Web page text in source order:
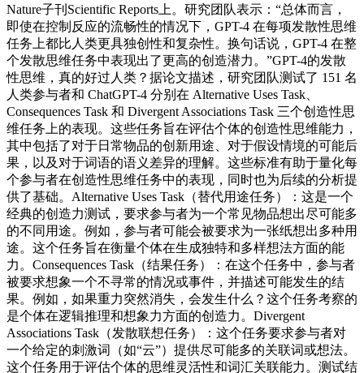
Nature子刊Scientific Reports上。研究团队表示：“总体而言，
即使在控制反应的流畅性的情况下，GPT-4 在每项发散性思维
任务上都比人类更具独创性和复杂性。换句话说，GPT-4 在整
个发散思维任务中表现出了更高的创造潜力。”GPT-4的发散
性思维，真的好过人类？据论文描述，研究团队测试了 151 名
人类参与者和 ChatGPT-4 分别在 Alternative Uses Task、
Consequences Task 和 Divergent Associations Task 三个创造性思
维任务上的表现。这些任务旨在评估个体的创造性思维能力，
其中包括了对于日常物品的创新用途、对于假设情境的可能后
果，以及对于词语的语义差异的理解。这些标准有助于量化每
个参与者在创造性思维任务中的表现，同时也为后续的分析提
供了基础。Alternative Uses Task（替代用途任务）：这是一个
经典的创造力测试，要求参与者为一个常见物品想出尽可能多
的不同用途。例如，参与者可能会被要求为一张纸想出多种用
途。这个任务旨在衡量个体在生成独特和多样想法方面的能
力。Consequences Task（结果任务）：在这个任务中，参与者
被要求想象一个不寻常的情况或事件，并描述可能发生的结
果。例如，如果重力突然消失，会发生什么？这个任务考察的
是个体在逻辑推理和想象力方面的创造力。Divergent
Associations Task（发散联想任务）：这个任务要求参与者对
一个给定的刺激词（如“云”）提供尽可能多的关联词或想法。
这个任务用于评估个体的思维灵活性和词汇关联能力。测试结